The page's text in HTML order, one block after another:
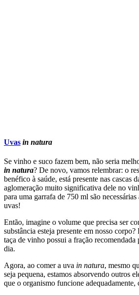
Uvas in natura
Se vinho e suco fazem bem, não seria
in natura? De novo, vamos relembrar: o
benéfico à saúde, está presente nas cascas
aglomeração muito significativa dele no
para uma garrafa de 750 ml são
uvas!
Então, imagine o volume que precisa ser
substância esteja presente em nosso corpo?
taça de vinho possui a fração recomendada
dia.
Agora, ao comer a uva in natura, mesmo
seja pequena, estamos absorvendo outros
que o organismo funcione adequadamente,